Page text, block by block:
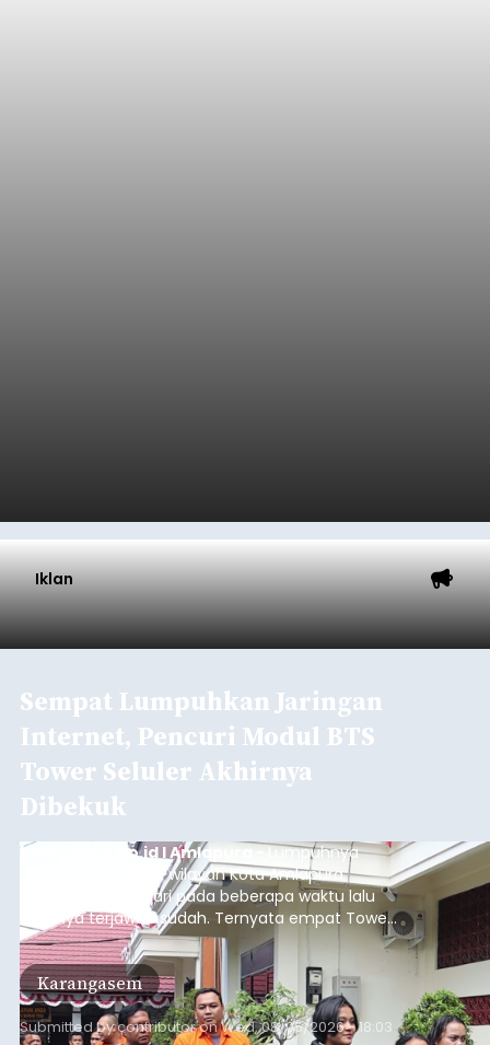
Iklan
Sempat Lumpuhkan Jaringan
Internet, Pencuri Modul BTS
Tower Seluler Akhirnya
Dibekuk
balitribune.co.id I Amlapura - Lumpuhnya
jaringan internet di wilayah Kota Amlapura
selama berhari-hari pada beberapa waktu lalu
akhirnya terjawab sudah. Ternyata empat Tower
BTS Seluler yang berada di lokasi berbeda di
wilayah Karangasem telah dibobol maling,
dimana bagian modul penguat signal yang
berada di Tower BTS Seluler itu hilang dicuri.
Karangasem
Submitted bycontributoronWed, 08/05/2026 - 18:03